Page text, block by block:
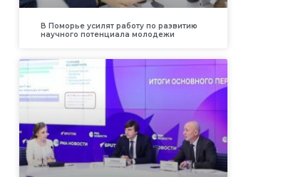
В Поморье усилят работу по развитию
научного потенциала молодежи